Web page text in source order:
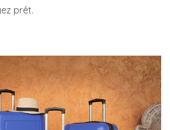
prêt.